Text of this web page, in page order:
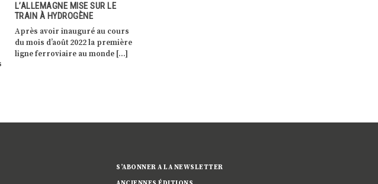
PREMIÈRE MONDIALE DE L’ID.3
ÉLECTRIQUE DE VOLKSWAGEN
Volkswagen a récemment
présenté l’ID.3, premier modèle
d’une génération de véhicules
S’ABONNER A LA NEWSLETTER